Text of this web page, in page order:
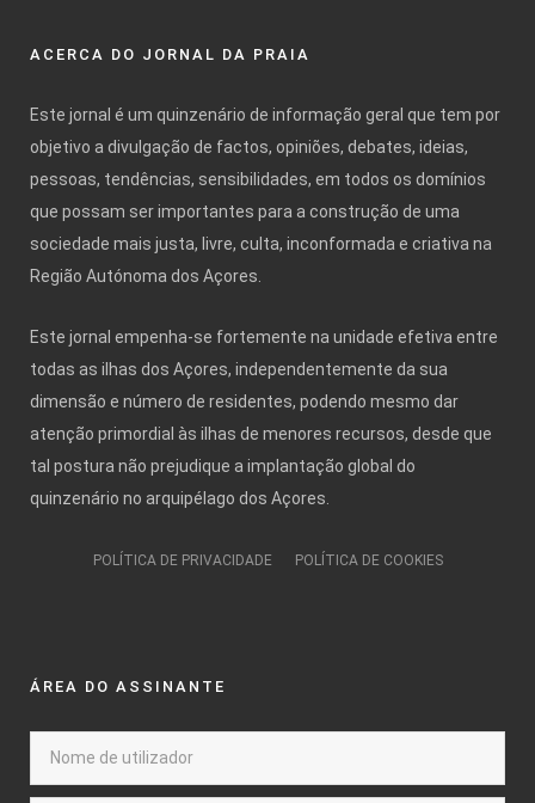
ACERCA DO JORNAL DA PRAIA
Este jornal é um quinzenário de informação geral que tem por
objetivo a divulgação de factos, opiniões, debates, ideias,
pessoas, tendências, sensibilidades, em todos os domínios
que possam ser importantes para a construção de uma
sociedade mais justa, livre, culta, inconformada e criativa na
Região Autónoma dos Açores.
Este jornal empenha-se fortemente na unidade efetiva entre
todas as ilhas dos Açores, independentemente da sua
dimensão e número de residentes, podendo mesmo dar
atenção primordial às ilhas de menores recursos, desde que
tal postura não prejudique a implantação global do
quinzenário no arquipélago dos Açores.
POLÍTICA DE PRIVACIDADE POLÍTICA DE COOKIES
ÁREA DO ASSINANTE